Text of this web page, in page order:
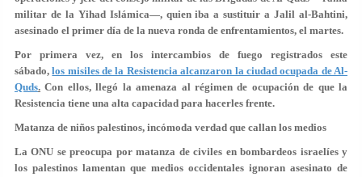
militar de la Yihad Islámica—, quien iba a sustituir a Jalil al-Bahtini,
asesinado el primer día de la nueva ronda de enfrentamientos, el martes.
Por primera vez, en los intercambios de fuego registrados este
sábado,los misiles de la Resistencia alcanzaron la ciudad ocupada de Al-
Quds. Con ellos, llegó la amenaza al régimen de ocupación de que la
Resistencia tiene una alta capacidad para hacerles frente.
Matanza de niños palestinos, incómoda verdad que callan los medios
La ONU se preocupa por matanza de civiles en bombardeos israelíes y
los palestinos lamentan que medios occidentales ignoran asesinato de